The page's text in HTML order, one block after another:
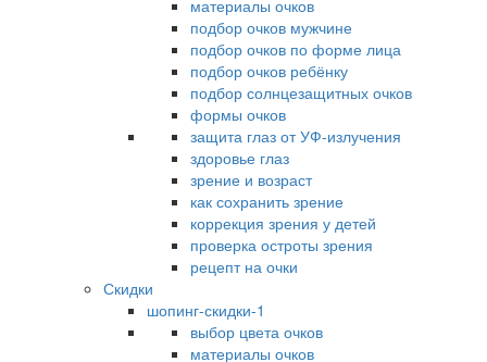
материалы очков
подбор очков мужчине
подбор очков по форме лица
подбор очков ребёнку
подбор солнцезащитных очков
формы очков
защита глаз от УФ-излучения
здоровье глаз
зрение и возраст
как сохранить зрение
коррекция зрения у детей
проверка остроты зрения
рецепт на очки
Скидки
шопинг-скидки-1
выбор цвета очков
материалы очков